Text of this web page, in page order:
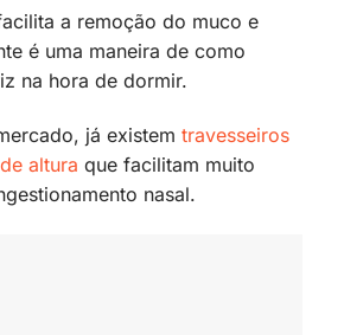
a remoção do muco e
é uma maneira de como
na hora de dormir.
já existem travesseiros
altura que facilitam muito
nasal.